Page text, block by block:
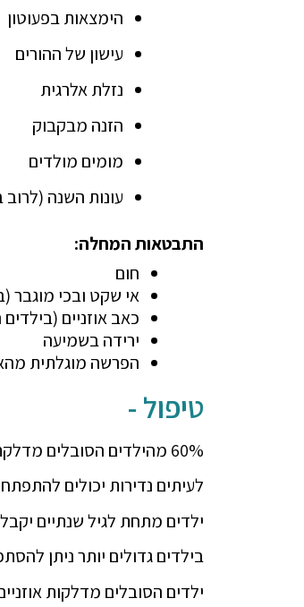
הימצאות בפעוטון
עישון של ההורים
נזלת אלרגית
הזנה מבקבוק
מומים מולדים
עונות השנה (לרוב
התבטאות המחלה:
חום
אי שקט ובכי מוגבר
כאב אוזניים
ירידה בשמיעה
הפרשה מוגלתית
טיפול -
60% מהילדים הסובלים מדלקת באוזן התיכונה מבריאים ללא טיפול.
לעיתים נדירות יכולים
ילדים מתחת לגיל שנתיים יקבלו
בילדים גדולים יותר ניתן
ילדים הסובלים מדלקות